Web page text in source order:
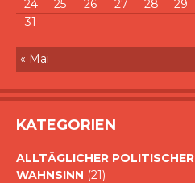
24
25 26 27 28 29
31
« Mai
KATEGORIEN
ALLTÄGLICHER POLITISCHER
WAHNSINN (21)